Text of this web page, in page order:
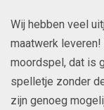
Wij hebben veel
maatwerk
moordspel, dat is
spelletje zonder
zijn genoeg